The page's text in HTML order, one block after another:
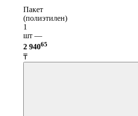
Пакет
(полиэтилен)
1
шт —
2 94065
₸